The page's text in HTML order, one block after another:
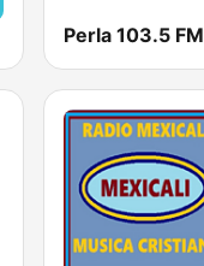
Perla 103.5 FM